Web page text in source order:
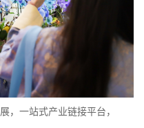
，一站式产业链接平台，